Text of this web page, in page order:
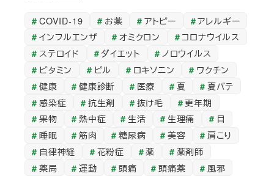
カ
イ
ブ
COVID-19 お薬 アトピー
アレルギー
インフルエンザ
オミクロン
コロナウイルス
ステロイド
ダイエット
ノロウイルス
ビタミン
ピル ロキソニン
ワクチン
健康
健康診断 医療 夏
夏バテ
感染症
抗生剤 抜け毛
更年期
果物
熱中症 生活 生理痛
目
睡眠
筋肉 糖尿病 美容
肩こり
自律神経
花粉症 薬
薬剤師
薬局
運動 頭痛 頭痛薬
風邪